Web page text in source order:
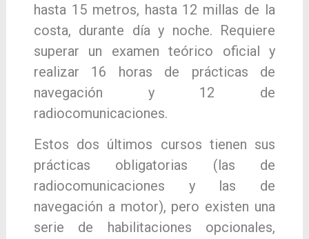
hasta 15 metros, hasta 12 millas de la
costa, durante día y noche. Requiere
superar un examen teórico oficial y
realizar 16 horas de prácticas de
navegación y 12 de
radiocomunicaciones.
Estos dos últimos cursos tienen sus
prácticas obligatorias (las de
radiocomunicaciones y las de
navegación a motor), pero existen una
serie de habilitaciones opcionales,